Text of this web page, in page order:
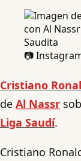
📷
Cristiano
de Al Nassr
Liga Saudí.
Cristiano